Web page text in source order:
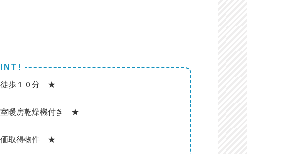
歩１０分 ★
暖房乾燥機付き ★
取得物件 ★